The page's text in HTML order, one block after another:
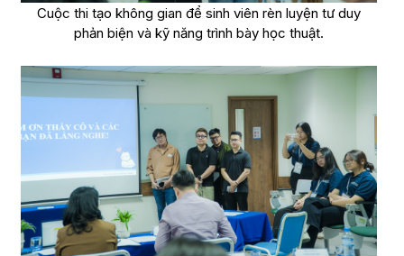
Cuộc thi tạo không gian để sinh viên rèn luyện tư duy
phản biện và kỹ năng trình bày học thuật.